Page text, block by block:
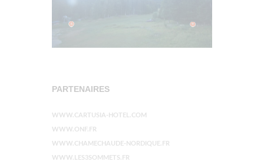
PARTENAIRES
WWW.CARTUSIA-HOTEL.COM
WWW.ONF.FR
WWW.CHAMECHAUDE-NORDIQUE.FR
WWW.LES3SOMMETS.FR